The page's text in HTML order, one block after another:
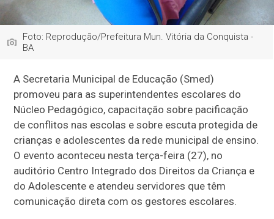
Foto: Reprodução/Prefeitura Mun. Vitória da Conquista -
BA
A Secretaria Municipal de Educação (Smed)
promoveu para as superintendentes escolares do
Núcleo Pedagógico, capacitação sobre pacificação
de conflitos nas escolas e sobre escuta protegida de
crianças e adolescentes da rede municipal de ensino.
O evento aconteceu nesta terça-feira (27), no
auditório Centro Integrado dos Direitos da Criança e
do Adolescente e atendeu servidores que têm
comunicação direta com os gestores escolares.